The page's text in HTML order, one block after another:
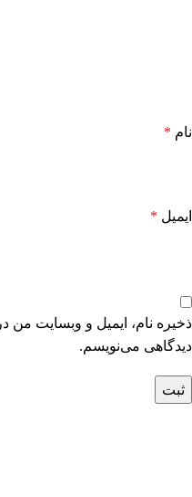
نام *
ایمیل *
ذخیره نام، ایمیل و وبسایت من
دیدگاهی می‌نویسم.